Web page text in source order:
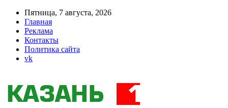
Пятница, 7 августа, 2026
Главная
Реклама
Контакты
Политика сайта
vk